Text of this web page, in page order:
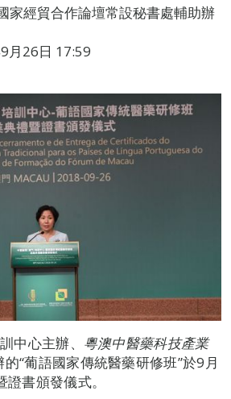
家經貿合作論壇常設秘書處輔助辦
月26日 17:59
中心主辦、 粵澳中醫藥科技產業
“葡語國家傳統醫藥研修班”於9月
書頒發儀式。